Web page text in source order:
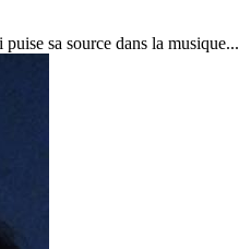
sa source dans la musique...